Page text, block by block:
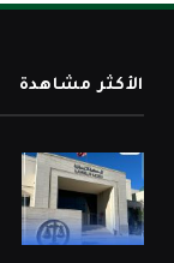
الأكثر مشاهدة